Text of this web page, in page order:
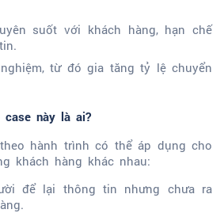
suốt với khách hàng, hạn chế
từ đó gia tăng tỷ lệ chuyển
này là ai?
hành trình có thể áp dụng cho
khách hàng khác nhau:
để lại thông tin nhưng chưa ra